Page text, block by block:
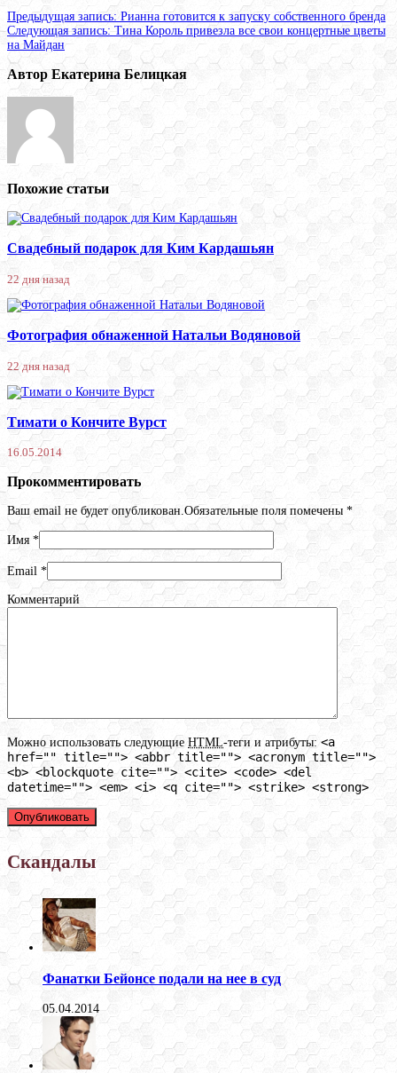
Предыдущая запись: Рианна готовится к запуску собственного бренда
Следующая запись: Тина Король привезла все свои концертные цветы
на Майдан
Автор Екатерина Белицкая
Похожие статьи
Свадебный подарок для Ким Кардашьян
22 дня назад
Фотография обнаженной Натальи Водяновой
22 дня назад
Тимати о Кончите Вурст
16.05.2014
Прокомментировать
Ваш email не будет опубликован.Обязательные поля помечены *
Имя *
Email *
Комментарий
Можно использовать следующие HTML-теги и атрибуты: <a
href="" title=""> <abbr title=""> <acronym title="">
<b> <blockquote cite=""> <cite> <code> <del
datetime=""> <em> <i> <q cite=""> <strike> <strong>
Скандалы
Фанатки Бейонсе подали на нее в суд
05.04.2014